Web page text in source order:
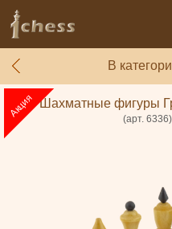
В
Шахматные фигуры
(арт. 6336)